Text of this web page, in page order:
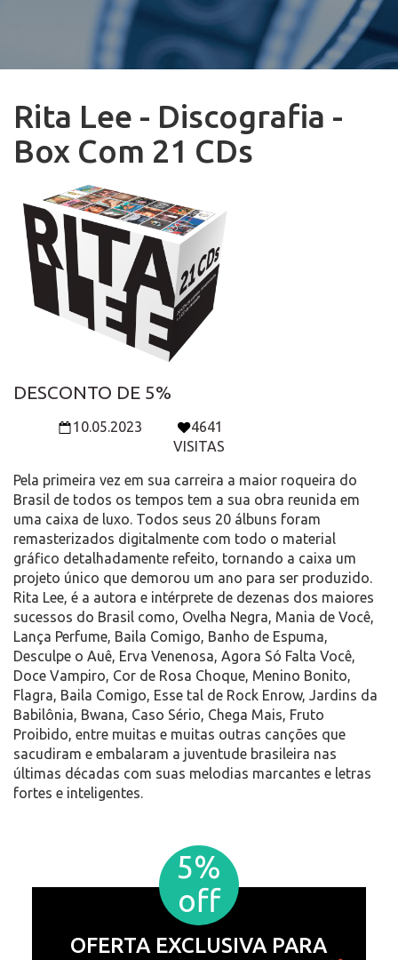
Rita Lee - Discografia -
Box Com 21 CDs
DESCONTO DE 5%
10.05.2023
4641
VISITAS
Pela primeira vez em sua carreira a maior roqueira do
Brasil de todos os tempos tem a sua obra reunida em
uma caixa de luxo. Todos seus 20 álbuns foram
remasterizados digitalmente com todo o material
gráfico detalhadamente refeito, tornando a caixa um
projeto único que demorou um ano para ser produzido.
Rita Lee, é a autora e intérprete de dezenas dos maiores
sucessos do Brasil como, Ovelha Negra, Mania de Você,
Lança Perfume, Baila Comigo, Banho de Espuma,
Desculpe o Auê, Erva Venenosa, Agora Só Falta Você,
Doce Vampiro, Cor de Rosa Choque, Menino Bonito,
Flagra, Baila Comigo, Esse tal de Rock Enrow, Jardins da
Babilônia, Bwana, Caso Sério, Chega Mais, Fruto
Proibido, entre muitas e muitas outras canções que
sacudiram e embalaram a juventude brasileira nas
últimas décadas com suas melodias marcantes e letras
fortes e inteligentes.
5%
off
OFERTA EXCLUSIVA PARA